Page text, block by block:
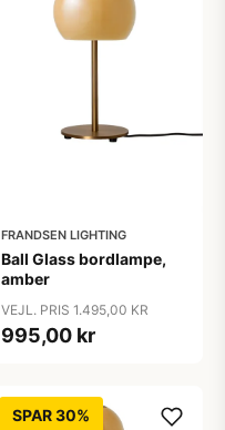
FRANDSEN LIGHTING
Ball Glass bordlampe,
amber
VEJL. PRIS 1.495,00 KR
995,00 kr
SPAR 30%